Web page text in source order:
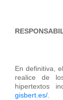
En definitiva,
realice de
hipertextos
gisbert.es/.